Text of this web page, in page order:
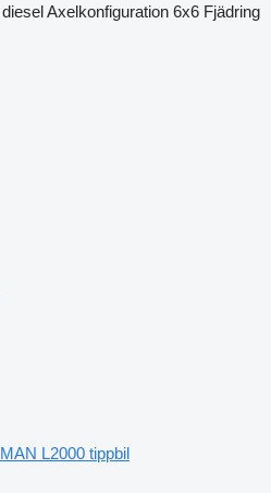
dieselAxelkonfiguration 6x6 Fjädring
MAN L2000 tippbil